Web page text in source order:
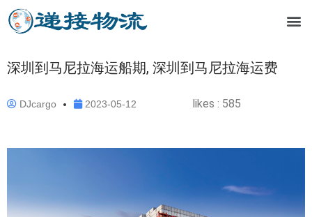
深圳到马尼拉海运船期, 深圳到马尼拉海运费
DJcargo 2023-05-12 likes : 585